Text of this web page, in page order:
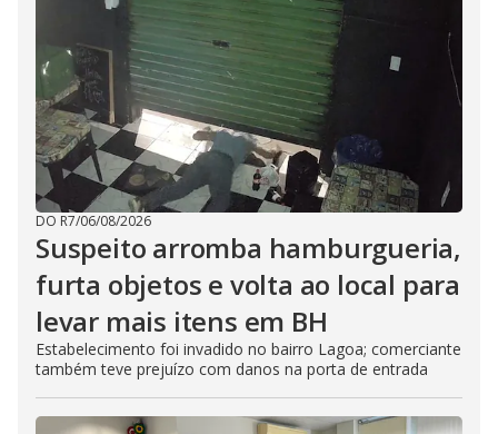
DO R7/06/08/2026
Suspeito arromba hamburgueria,
furta objetos e volta ao local para
levar mais itens em BH
Estabelecimento foi invadido no bairro Lagoa; comerciante
também teve prejuízo com danos na porta de entrada